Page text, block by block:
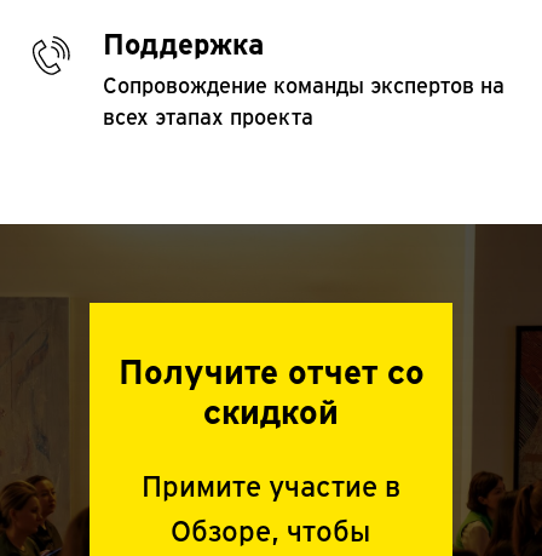
Поддержка
Сопровождение команды экспертов на
всех этапах проекта
Получите отчет со
скидкой
Примите участие в
Обзоре, чтобы